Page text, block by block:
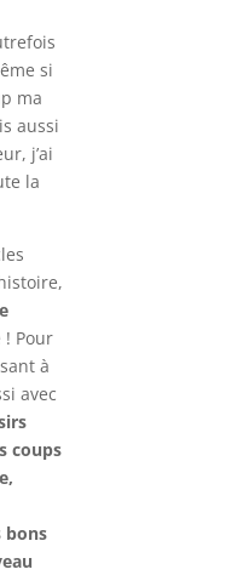
si
ma
aussi
j’ai
la
! Pour
à
avec
coups
bons